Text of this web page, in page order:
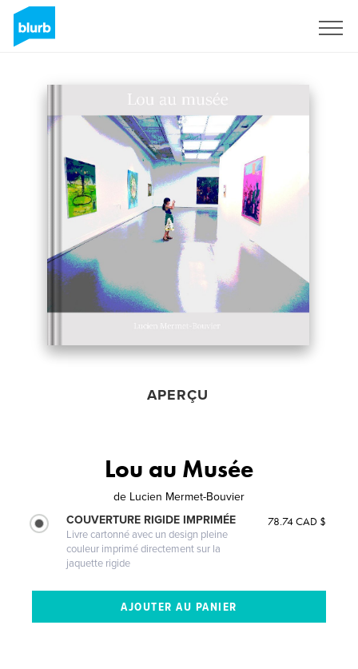
APERÇU
Lou au Musée
de Lucien Mermet-Bouvier
COUVERTURE RIGIDE IMPRIMÉE
Livre cartonné avec un design pleine
couleur imprimé directement sur la
jaquette rigide
78.74 CAD $